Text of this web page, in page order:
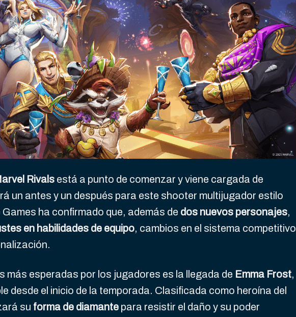
Rivals está a punto de comenzar y viene cargada de
un antes y un después para este shooter multijugador estilo
ha confirmado que, además de dos nuevos personajes,
en habilidades de equipo, cambios en el sistema competitivo
más esperadas por los jugadores es la llegada de Emma Frost,
desde el inicio de la temporada. Clasificada como heroína del
su forma de diamante para resistir el daño y su poder